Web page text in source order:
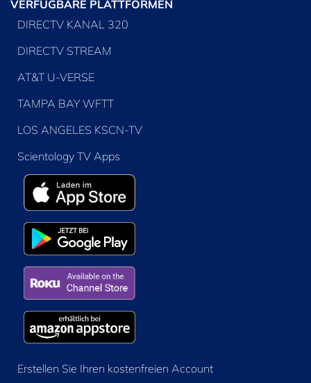
VERFÜGBARE PLATTFORMEN
DIRECTV KANAL 320
DIRECTV STREAM
AT&T U-VERSE
TAMPA BAY WFTT
LOS ANGELES KSCN-TV
Scientology TV Apps
Erstellen Sie Ihren kostenfreien Account